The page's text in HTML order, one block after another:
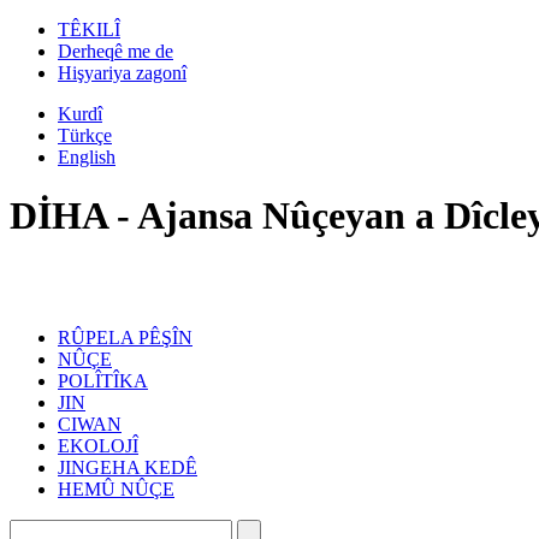
TÊKILÎ
Derheqê me de
Hişyariya zagonî
Kurdî
Türkçe
English
DİHA - Ajansa Nûçeyan a
RÛPELA PÊŞÎN
NÛÇE
POLÎTÎKA
JIN
CIWAN
EKOLOJÎ
JINGEHA KEDÊ
HEMÛ NÛÇE